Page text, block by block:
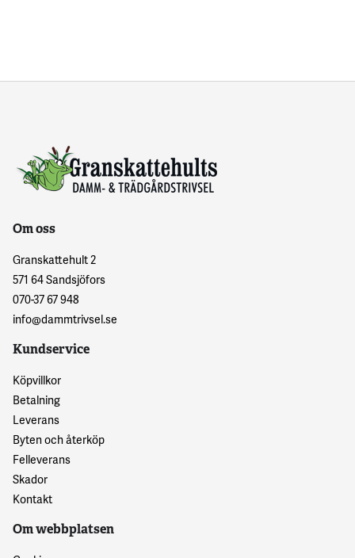
Om oss
Granskattehult 2
571 64 Sandsjöfors
070-37 67 948
info@dammtrivsel.se
Kundservice
Köpvillkor
Betalning
Leverans
Byten och återköp
Felleverans
Skador
Kontakt
Om webbplatsen